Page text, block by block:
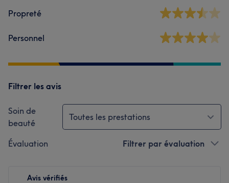
Propreté
Personnel
Filtrer les avis
Soin de
beauté
Toutes les prestations
Évaluation Filtrer par évaluation
Avis vérifiés